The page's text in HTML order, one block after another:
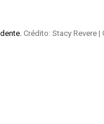
Crédito: Stacy Revere |